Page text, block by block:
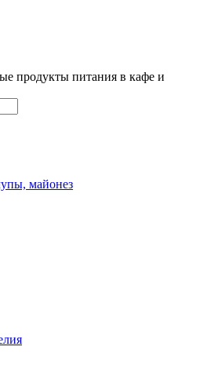
продукты питания в кафе и
майонез